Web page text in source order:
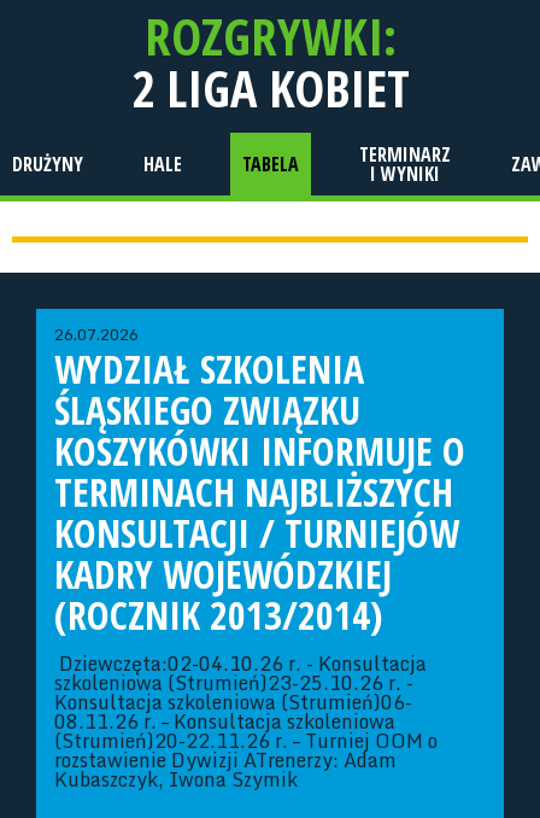
ROZGRYWKI:
2 LIGA KOBIET
DRUŻYNY HALE TABELA TERMINARZ
I WYNIKI
26.07.2026
WYDZIAŁ SZKOLENIA
ŚLĄSKIEGO ZWIĄZKU
KOSZYKÓWKI INFORMUJE O
TERMINACH NAJBLIŻSZYCH
KONSULTACJI / TURNIEJÓW
KADRY WOJEWÓDZKIEJ
(ROCZNIK 2013/2014)
Dziewczęta:02-04.10.26 r. - Konsultacja
szkoleniowa (Strumień)23-25.10.26 r. -
Konsultacja szkoleniowa (Strumień)06-
08.11.26 r. – Konsultacja szkoleniowa
(Strumień)20-22.11.26 r. – Turniej OOM o
rozstawienie Dywizji ATrenerzy: Adam
Kubaszczyk, Iwona Szymik